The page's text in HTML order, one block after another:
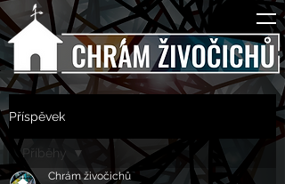
Příspěvek
Příběhy
Chrám živočichů